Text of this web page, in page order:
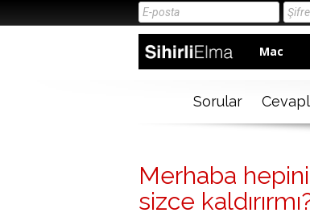
Mac
Sorular
Merhaba
sizce